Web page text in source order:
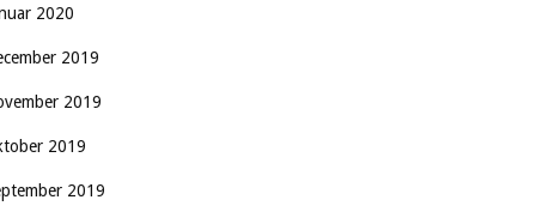
2020
2019
2019
2019
2019